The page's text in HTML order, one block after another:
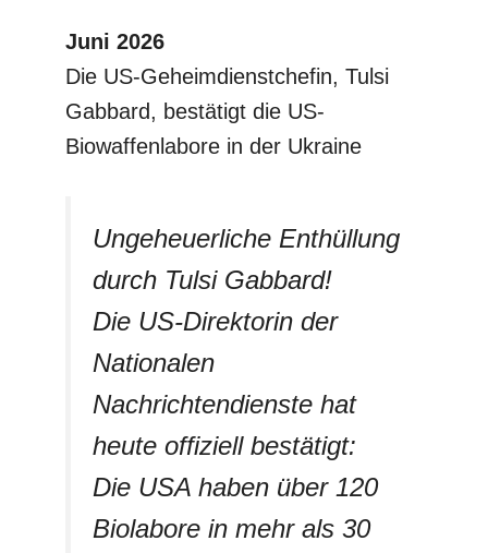
Juni 2026
Die US-Geheimdienstchefin, Tulsi
Gabbard, bestätigt die US-
Biowaffenlabore in der Ukraine
Ungeheuerliche Enthüllung
durch Tulsi Gabbard!
Die US-Direktorin der
Nationalen
Nachrichtendienste hat
heute offiziell bestätigt:
Die USA haben über 120
Biolabore in mehr als 30